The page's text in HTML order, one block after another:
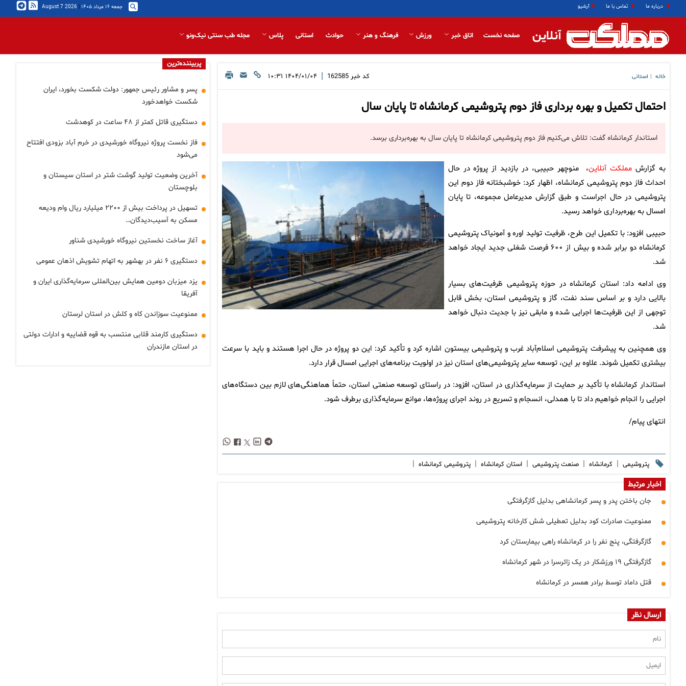
درباره ما تماس با ما آرشیو جمعه ۱۶ مرداد ۱۴۰۵ |
2026 August 7
آنلاین صفحه نخست اتاق خبر ورزش فرهنگ و هنر حوادث استانی پلاس مجله طب سنتی نیک‌ونو
خانه استانی کد خبر 162585
| ۱۴۰۴/۰۱/۰۴ ۱۰:۳۱
احتمال تکمیل و بهره برداری فاز دوم پتروشیمی کرمانشاه تا پایان سال
استاندار کرمانشاه گفت: تلاش می‌کنیم فاز دوم پتروشیمی کرمانشاه تا پایان سال به بهره‌برداری برسد.
به گزارش مملکت آنلاین، منوچهر حبیبی، در بازدید از پروژه در حال
احداث فاز دوم پتروشیمی کرمانشاه، اظهار کرد: خوشبختانه فاز دوم این
پتروشیمی در حال اجراست و طبق گزارش مدیرعامل مجموعه، تا پایان
امسال به بهره‌برداری خواهد رسید.
حبیبی افزود: با تکمیل این طرح، ظرفیت تولید اوره و آمونیاک پتروشیمی
کرمانشاه دو برابر شده و بیش از ۶۰۰ فرصت شغلی جدید ایجاد خواهد
شد.
وی ادامه داد: استان کرمانشاه در حوزه پتروشیمی ظرفیت‌های بسیار
بالایی دارد و بر اساس سند نفت، گاز و پتروشیمی استان، بخش قابل
توجهی از این ظرفیت‌ها اجرایی شده و مابقی نیز با جدیت دنبال خواهد
شد.
وی همچنین به پیشرفت پتروشیمی اسلام‌آباد غرب و پتروشیمی بیستون اشاره کرد و تأکید کرد: این دو پروژه در حال اجرا هستند و باید با سرعت
بیشتری تکمیل شوند. علاوه بر این، توسعه سایر پتروشیمی‌های استان نیز در اولویت برنامه‌های اجرایی امسال قرار دارد.
استاندار کرمانشاه با تأکید بر حمایت از سرمایه‌گذاری در استان، افزود: در راستای توسعه صنعتی استان، حتماً هماهنگی‌های لازم بین دستگاه‌های
اجرایی را انجام خواهیم داد تا با همدلی، انسجام و تسریع در روند اجرای پروژه‌ها، موانع سرمایه‌گذاری برطرف شود.
انتهای پیام/
پتروشیمی | کرمانشاه | صنعت پتروشیمی | استان کرمانشاه | پتروشیمی کرمانشاه |
اخبار مرتبط
جان باختن پدر و پسر کرمانشاهی بدلیل گازگرفتگی
ممنوعیت صادرات کود بدلیل تعطیلی شش کارخانه پتروشیمی
گازگرفتگی، پنج نفر را در کرمانشاه راهی بیمارستان کرد
گازگرفتگی ۱۹ ورزشکار در یک زائرسرا در شهر کرمانشاه
قتل داماد توسط برادر همسر در کرمانشاه
ارسال نظر
پربیننده‌ترین
پسر و مشاور رئیس جمهور: دولت شکست بخورد، ایران
شکست خواهدخورد
دستگیری قاتل کمتر از ۴۸ ساعت در کوهدشت
فاز نخست پروژه نیروگاه خورشیدی در خرم آباد بزودی افتتاح
می‌شود
آخرین وضعیت تولید گوشت شتر در استان سیستان و
بلوچستان
تسهیل در پرداخت بیش از ۲۲۰۰ میلیارد ریال وام ودیعه
مسکن به آسیب‌دیدگان…
آغاز ساخت نخستین نیروگاه خورشیدی شناور
دستگیری ۶ نفر در بهشهر به اتهام تشویش اذهان عمومی
یزد میزبان دومین همایش بین‌المللی سرمایه‌گذاری ایران و
آفریقا
ممنوعیت سوزاندن کاه و کلش در استان لرستان
دستگیری کارمند قلابی منتسب به قوه قضاییه و ادارات دولتی
در استان مازندران